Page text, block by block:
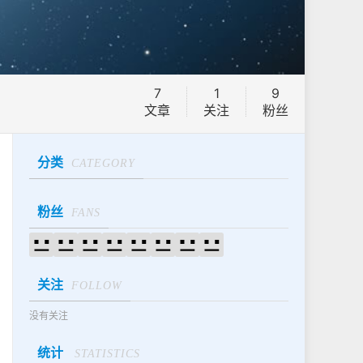
9
粉丝
1
关注
7
文章
分类 CATEGORY
粉丝 FANS
关注 FOLLOW
没有关注
统计 STATISTICS